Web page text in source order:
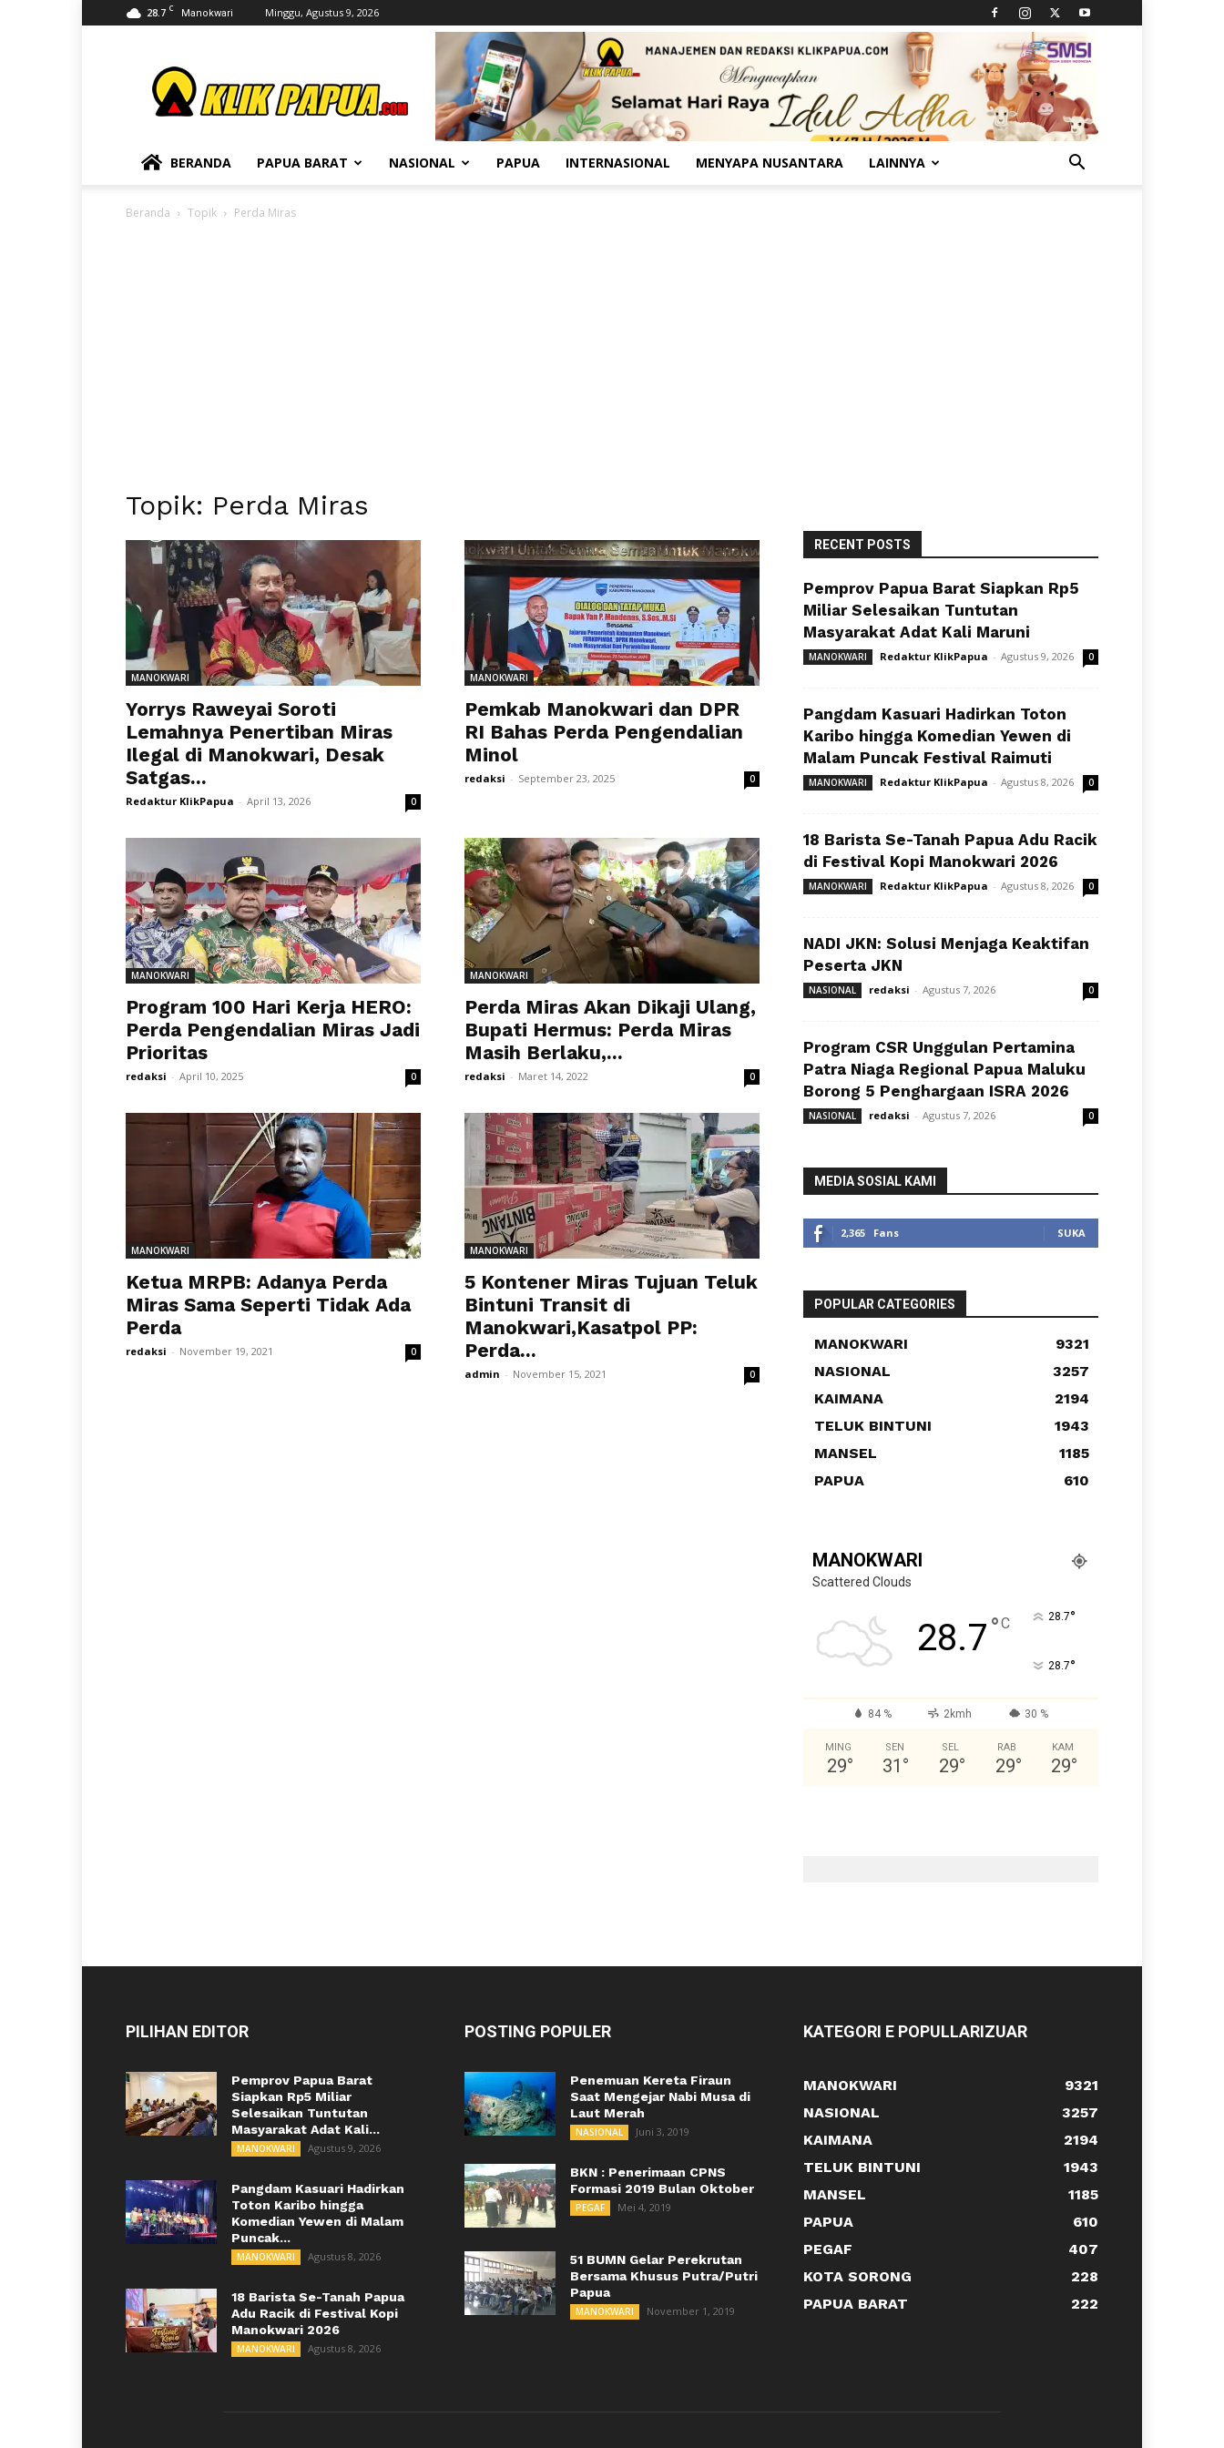
28.7 C Manokwari Minggu, Agustus 9, 2026
BERANDA PAPUA BARAT NASIONAL PAPUA INTERNASIONAL MENYAPA NUSANTARA LAINNYA
Beranda Topik Perda Miras
Topik: Perda Miras
MANOKWARI
Yorrys Raweyai Soroti
Lemahnya Penertiban Miras
Ilegal di Manokwari, Desak
Satgas...
Redaktur KlikPapua - April 13, 2026 0
MANOKWARI
Pemkab Manokwari dan DPR
RI Bahas Perda Pengendalian
Minol
redaksi - September 23, 2025 0
MANOKWARI
Program 100 Hari Kerja HERO:
Perda Pengendalian Miras Jadi
Prioritas
redaksi - April 10, 2025 0
MANOKWARI
Perda Miras Akan Dikaji Ulang,
Bupati Hermus: Perda Miras
Masih Berlaku,...
redaksi - Maret 14, 2022 0
MANOKWARI
Ketua MRPB: Adanya Perda
Miras Sama Seperti Tidak Ada
Perda
redaksi - November 19, 2021 0
MANOKWARI
5 Kontener Miras Tujuan Teluk
Bintuni Transit di
Manokwari,Kasatpol PP:
Perda...
admin - November 15, 2021 0
RECENT POSTS
Pemprov Papua Barat Siapkan Rp5
Miliar Selesaikan Tuntutan
Masyarakat Adat Kali Maruni
MANOKWARI Redaktur KlikPapua - Agustus 9, 2026 0
Pangdam Kasuari Hadirkan Toton
Karibo hingga Komedian Yewen di
Malam Puncak Festival Raimuti
MANOKWARI Redaktur KlikPapua - Agustus 8, 2026 0
18 Barista Se-Tanah Papua Adu Racik
di Festival Kopi Manokwari 2026
MANOKWARI Redaktur KlikPapua - Agustus 8, 2026 0
NADI JKN: Solusi Menjaga Keaktifan
Peserta JKN
NASIONAL redaksi - Agustus 7, 2026 0
Program CSR Unggulan Pertamina
Patra Niaga Regional Papua Maluku
Borong 5 Penghargaan ISRA 2026
NASIONAL redaksi - Agustus 7, 2026 0
MEDIA SOSIAL KAMI
2,365 Fans SUKA
POPULAR CATEGORIES
MANOKWARI
9321
NASIONAL
3257
KAIMANA
2194
TELUK BINTUNI
1943
MANSEL
1185
PAPUA
610
MANOKWARI
Scattered Clouds
28.7°C 28.7°
28.7°
84 % 2kmh 30 %
MING
29°
SEN
31 °
SEL
29°
RAB
29°
KAM
29°
PILIHAN EDITOR
Pemprov Papua Barat
Siapkan Rp5 Miliar
Selesaikan Tuntutan
Masyarakat Adat Kali...
MANOKWARI Agustus 9, 2026
Pangdam Kasuari Hadirkan
Toton Karibo hingga
Komedian Yewen di Malam
Puncak...
MANOKWARI Agustus 8, 2026
18 Barista Se-Tanah Papua
Adu Racik di Festival Kopi
Manokwari 2026
MANOKWARI Agustus 8, 2026
POSTING POPULER
Penemuan Kereta Firaun
Saat Mengejar Nabi Musa di
Laut Merah
NASIONAL Juni 3, 2019
BKN : Penerimaan CPNS
Formasi 2019 Bulan Oktober
PEGAF Mei 4, 2019
51 BUMN Gelar Perekrutan
Bersama Khusus Putra/Putri
Papua
MANOKWARI November 1, 2019
KATEGORI E POPULLARIZUAR
MANOKWARI
9321
NASIONAL
3257
KAIMANA
2194
TELUK BINTUNI
1943
MANSEL
1185
PAPUA
610
PEGAF
407
KOTA SORONG
228
PAPUA BARAT
222